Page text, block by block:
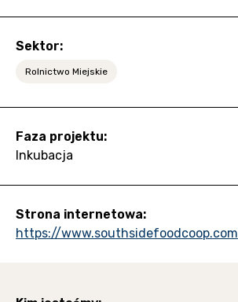
Sektor:
Rolnictwo Miejskie
Faza projektu:
Inkubacja
Strona internetowa:
https://www.southsidefoodcoop.com